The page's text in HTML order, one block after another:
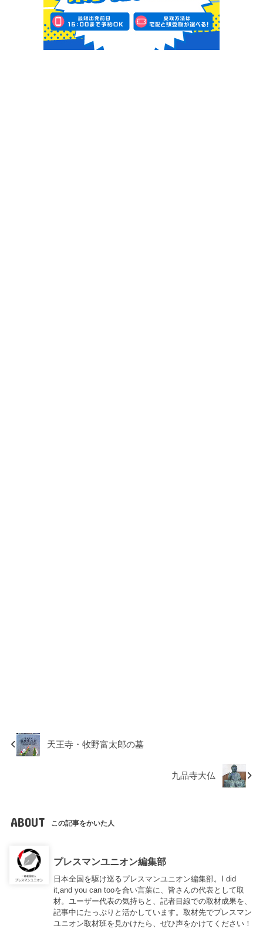
天王寺・牧野富太郎の墓
九品寺大仏
ABOUT この記事をかいた人
プレスマンユニオン編集部
日本全国を駆け巡るプレスマンユニオン編集部。I did
it,and you can tooを合い言葉に、皆さんの代表として取
材。ユーザー代表の気持ちと、記者目線での取材成果を、
記事中にたっぷりと活かしています。取材先でプレスマン
ユニオン取材班を見かけたら、ぜひ声をかけてください！